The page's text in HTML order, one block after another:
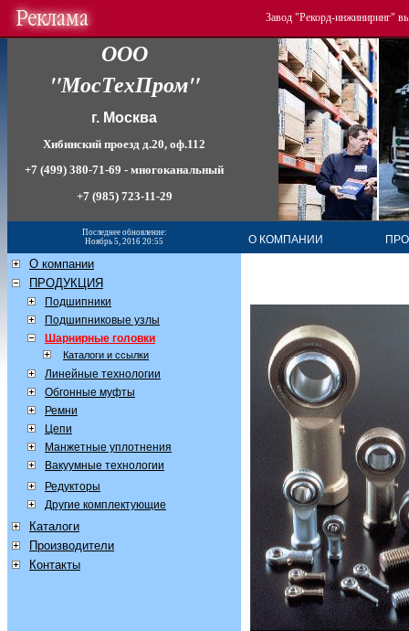
Завод "Рекорд-инжиниринг"
ООО
"МосТехПром"
г. Москва
Хибинский проезд д.20, оф.112
+7 (499) 380-71-69 - многоканальный
+7 (985) 723-11-29
Urban
Последнее обновление:
Ноябрь 5, 2016 20:55
О КОМПАНИИ
О компании
ПРОДУКЦИЯ
Подшипники
Подшипниковые узлы
Шарнирные головки
Каталоги и ссылки
Линейные технологии
Обгонные муфты
Ремни
Цепи
Манжетные уплотнения
Вакуумные технологии
Редукторы
Другие комплектующие
Каталоги
Производители
Контакты